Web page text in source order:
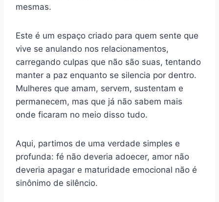
mesmas.
Este é um espaço criado para quem sente que
vive se anulando nos relacionamentos,
carregando culpas que não são suas, tentando
manter a paz enquanto se silencia por dentro.
Mulheres que amam, servem, sustentam e
permanecem, mas que já não sabem mais
onde ficaram no meio disso tudo.
Aqui, partimos de uma verdade simples e
profunda: fé não deveria adoecer, amor não
deveria apagar e maturidade emocional não é
sinônimo de silêncio.